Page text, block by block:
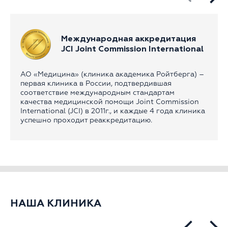
Международная аккредитация
JCI Joint Commission International
АО «Медицина» (клиника академика Ройтберга) –
первая клиника в России, подтвердившая
соответствие международным стандартам
качества медицинской помощи Joint Commission
International (JCI) в 2011г., и каждые 4 года клиника
успешно проходит реаккредитацию.
НАША КЛИНИКА